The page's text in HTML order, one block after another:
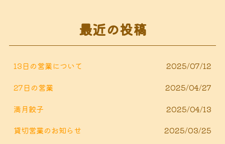
k
最近の投稿
13日の営業について
2025/07/12
27日の営業
2025/04/27
満月餃子
2025/04/13
貸切営業のお知らせ
2025/03/25